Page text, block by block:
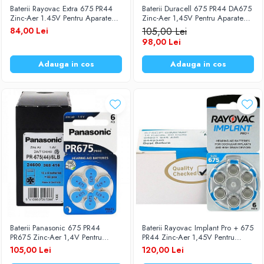
Becuri LED
Aplice LED
Electrice
Convertoare tensiune
Prelungitoare
Stabilizatoare tensiune
Ventilatoare
Diverse gadgeturi
Cablu coaxial
Periferice PC
Redresoare
Roboti pornire
Baterii Zinc-Aer
Baterii Rayovac Extra 675 PR44
Zinc-Aer 1.45V Pentru Aparate
Auditive Set 60 Baterii
84,00 Lei
Adauga in cos
Baterii Duracell 675 PR44 DA675
Zinc-Aer 1,45V Pentru Aparate
Auditive Set 60 Baterii
105,00 Lei
98,00 Lei
Adauga in cos
Baterii Panasonic 675 PR44
PR675 Zinc-Aer 1,4V Pentru
Aparate Auditive Set 60 Baterii
105,00 Lei
Baterii Rayovac Implant Pro + 675
PR44 Zinc-Aer 1,45V Pentru
Aparate Auditive Set 60 Baterii
120,00 Lei